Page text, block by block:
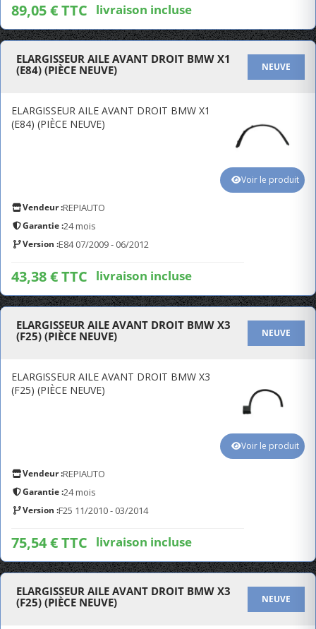
89,05 € TTC livraison incluse
ELARGISSEUR AILE AVANT DROIT BMW X1
(E84) (PIÈCE NEUVE)
NEUVE
ELARGISSEUR AILE AVANT DROIT BMW X1
(E84) (PIÈCE NEUVE)
Vendeur :REPIAUTO
Garantie :24 mois
Version :E84 07/2009 - 06/2012
43,38 € TTC livraison incluse
Voir le produit
ELARGISSEUR AILE AVANT DROIT BMW X3
(F25) (PIÈCE NEUVE)
NEUVE
ELARGISSEUR AILE AVANT DROIT BMW X3
(F25) (PIÈCE NEUVE)
Vendeur :REPIAUTO
Garantie :24 mois
Version :F25 11/2010 - 03/2014
75,54 € TTC livraison incluse
Voir le produit
ELARGISSEUR AILE AVANT DROIT BMW X3
(F25) (PIÈCE NEUVE)
NEUVE